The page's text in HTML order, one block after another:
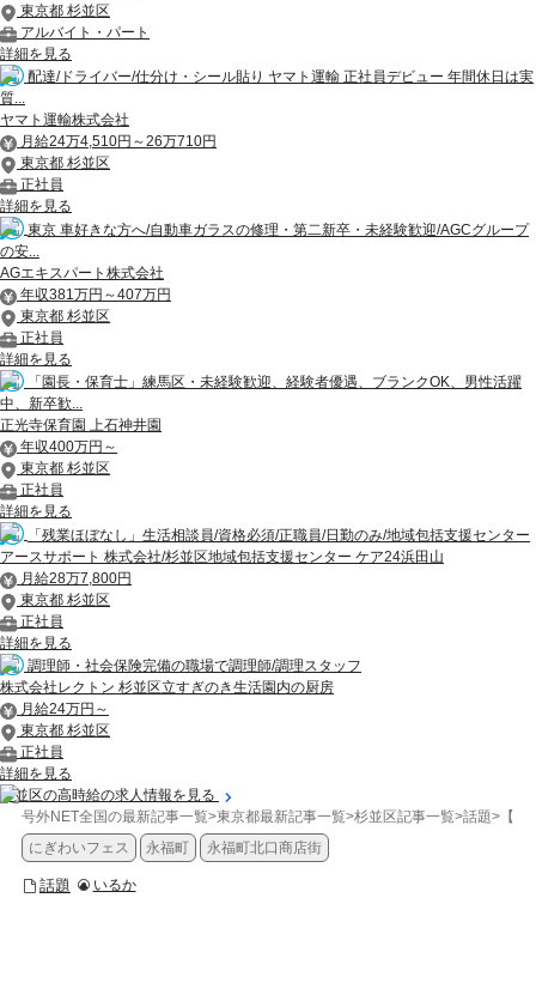
東京都 杉並区
アルバイト・パート
詳細を見る
配達/ドライバー/仕分け・シール貼り ヤマト運輸 正社員デビュー 年間休日は実
質...
ヤマト運輸株式会社
月給24万4,510円～26万710円
東京都 杉並区
正社員
詳細を見る
東京 車好きな方へ/自動車ガラスの修理・第二新卒・未経験歓迎/AGCグループ
の安...
AGエキスパート株式会社
年収381万円～407万円
東京都 杉並区
正社員
詳細を見る
「園長・保育士」練馬区・未経験歓迎、経験者優遇、ブランクOK、男性活躍
中、新卒歓...
正光寺保育園 上石神井園
年収400万円～
東京都 杉並区
正社員
詳細を見る
「残業ほぼなし」生活相談員/資格必須/正職員/日勤のみ/地域包括支援センター
アースサポート 株式会社/杉並区地域包括支援センター ケア24浜田山
月給28万7,800円
東京都 杉並区
正社員
詳細を見る
調理師・社会保険完備の職場で調理師/調理スタッフ
株式会社レクトン 杉並区立すぎのき生活園内の厨房
月給24万円～
東京都 杉並区
正社員
詳細を見る
杉並区の高時給の求人情報を見る
号外NET全国の最新記事一覧>東京都最新記事一覧>杉並区記事一覧>話題>【杉
にぎわいフェス
永福町 永福町北口商店街
話題 いるか